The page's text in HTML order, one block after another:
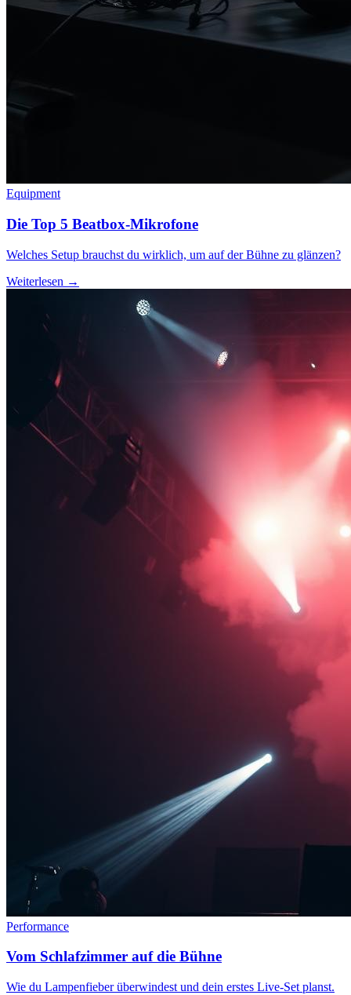
Equipment
Die Top 5 Beatbox-Mikrofone
Welches Setup brauchst du wirklich, um auf der Bühne zu glänzen?
Weiterlesen →
Performance
Vom Schlafzimmer auf die Bühne
Wie du Lampenfieber überwindest und dein erstes Live-Set planst.